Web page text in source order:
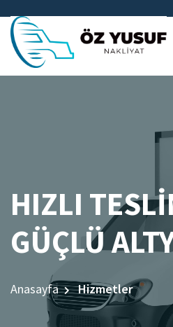
HIZLI
GÜÇLÜ
Anasayfa Hizmetler